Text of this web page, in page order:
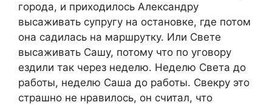
города, и приходилось Александру
высаживать супругу на остановке, где потом
она садилась на маршрутку. Или Свете
высаживать Сашу, потому что по уговору
ездили так через неделю. Неделю Света до
работы, неделю Саша до работы. Свекру это
страшно не нравилось, он считал, что